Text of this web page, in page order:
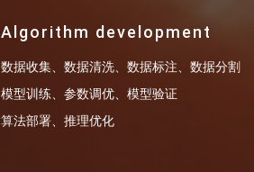
Algorithm development
数据收集、数据清洗、数据标注、数据分割
模型训练、参数调优、模型验证
算法部署、推理优化